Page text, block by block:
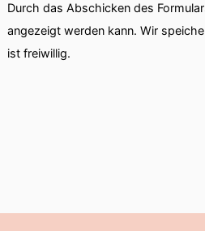
00:01:46: Wie lösen
00:01:51: Wie wird sich
00:01:53: Und was
00:01:58: Am Helmholtz-
Durch das Abschicken des
angezeigt werden kann. Wir
ist freiwillig.